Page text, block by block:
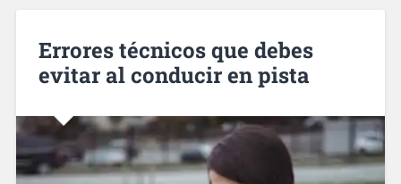
Errores técnicos que debes
evitar al conducir en pista